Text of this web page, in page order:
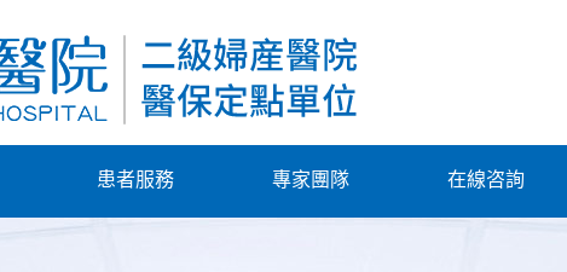
患者服務 專家團隊 在線咨詢